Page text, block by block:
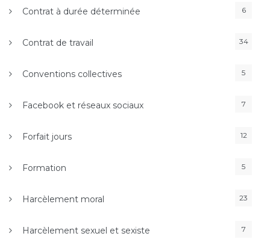
Contrat à durée déterminée 6
Contrat de travail 34
Conventions collectives 5
Facebook et réseaux sociaux 7
Forfait jours 12
Formation 5
Harcèlement moral 23
Harcèlement sexuel et sexiste 7